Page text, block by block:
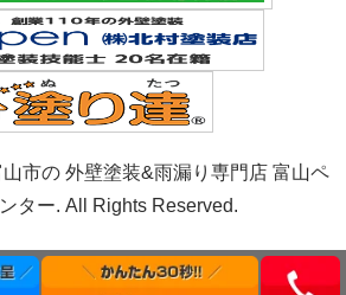
市の 外壁塗装&雨漏り専門店 富山ペ
ター. All Rights Reserved.